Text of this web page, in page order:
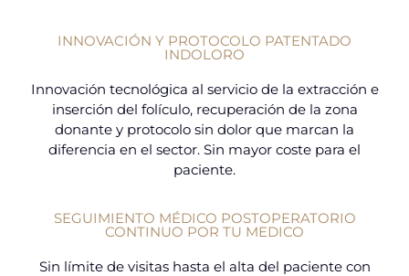
INNOVACIÓN Y PROTOCOLO PATENTADO
INDOLORO
Innovación tecnológica al servicio de la extracción e
inserción del folículo, recuperación de la zona
donante y protocolo sin dolor que marcan la
diferencia en el sector. Sin mayor coste para el
paciente.
SEGUIMIENTO MÉDICO POSTOPERATORIO
CONTINUO POR TU MEDICO
Sin límite de visitas hasta el alta del paciente con